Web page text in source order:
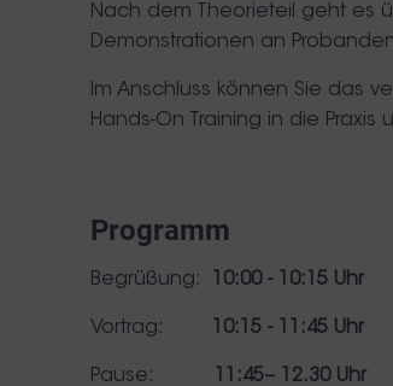
Nach dem Theorieteil geht es
Demonstrationen an
Im Anschluss können Sie das
Hands-On Training in die
Programm
Begrüßung: 10:00 - 10:15 Uhr
Vortrag: 10:15 - 11:45 Uhr
Pause: 11:45– 12.30 Uhr